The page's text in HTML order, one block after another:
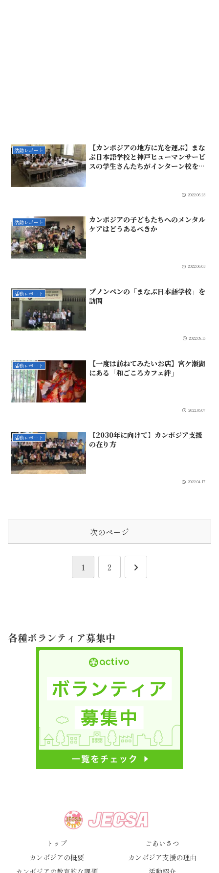
活動レポート
【カンボジアの地方に光を運ぶ】まな
ぶ日本語学校と神戸ヒューマンサービ
スの学生さんたちがインターン校を視
2022.06.23
活動レポート
カンボジアの子どもたちへのメンタル
ケアはどうあるべきか
2022.06.03
活動レポート
プノンペンの「まなぶ日本語学校」を
訪問
2022.05.15
活動レポート
【一度は訪ねてみたいお店】宮ケ瀬湖
にある「和ごころカフェ絆」
2022.05.07
活動レポート
【2030年に向けて】カンボジア支援
の在り方
2022.04.17
次のページ
1 2
次
各種ボランティア募集中
トップ
ごあいさつ
カンボジアの概要
カンボジア支援の理由